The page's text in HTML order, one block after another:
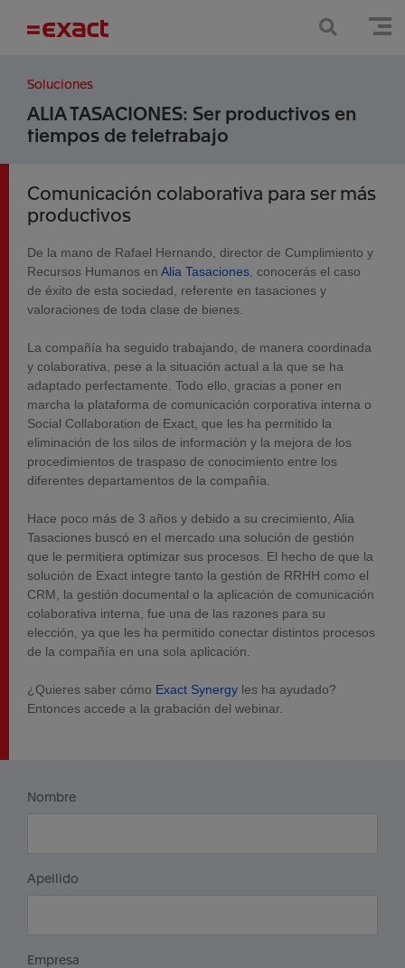
Soluciones
ALIA TASACIONES: Ser productivos en
tiempos de teletrabajo
Comunicación colaborativa para ser más
productivos
De la mano de Rafael Hernando, director de Cumplimiento y
Recursos Humanos en Alia Tasaciones , conocerás el caso
de éxito de esta sociedad, referente en tasaciones y
valoraciones de toda clase de bienes.
La compañía ha seguido trabajando, de manera coordinada
y colaborativa, pese a la situación actual a la que se ha
adaptado perfectamente. Todo ello, gracias a poner en
marcha la plataforma de comunicación corporativa interna o
Social Collaboration de Exact, que les ha permitido la
eliminación de los silos de información y la mejora de los
procedimientos de traspaso de conocimiento entre los
diferentes departamentos de la compañía.
Hace poco más de 3 años y debido a su crecimiento, Alia
Tasaciones buscó en el mercado una solución de gestión
que le permitiera optimizar sus procesos. El hecho de que la
solución de Exact integre tanto la gestión de RRHH como el
CRM, la gestión documental o la aplicación de comunicación
colaborativa interna, fue una de las razones para su
elección, ya que les ha permitido conectar distintos procesos
de la compañía en una sola aplicación.
¿Quieres saber cómo Exact Synergy les ha ayudado?
Entonces accede a la grabación del webinar.
Nombre
Apellido
Empresa